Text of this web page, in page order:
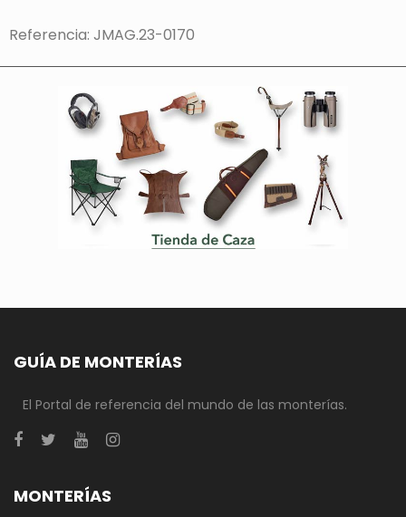
Referencia: JMAG.23-0170
GUÍA DE MONTERÍAS
El Portal de referencia del mundo de las monterías.
MONTERÍAS